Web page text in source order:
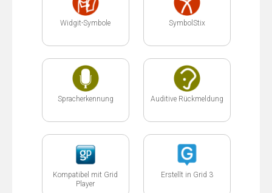
Widgit-Symbole SymbolStix
Spracherkennung Auditive Rückmeldung
Kompatibel mit Grid
Player
Erstellt in Grid 3